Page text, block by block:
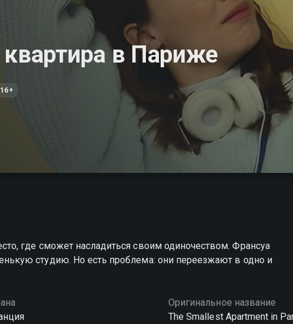
в Париже
16+
где сможет насладиться своим одиночеством. Франсуа
студию. Но есть проблема: они переезжают в одно и
Оригинальное название
The Smallest Apartment in